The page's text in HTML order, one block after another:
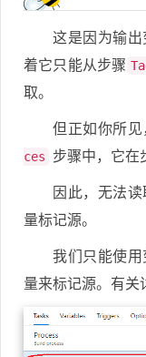
这是因为输
着它只能从步骤
取。
但正如你所见
ces
步骤中，它在
因此，无法
量标记源。
我们只能使
量来标记源。有关